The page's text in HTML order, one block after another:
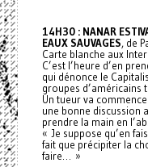
14H30 : NANAR
EAUX SAUVAGES, de
Carte blanche aux
C’est l’heure d’en
qui dénonce le
groupes d’américains
Un tueur va
une bonne discussion
prendre la main en
« Je suppose qu’en
fait que précipiter la
faire… »